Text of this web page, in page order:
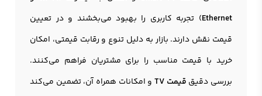
Ethernet) تجربه کاربری را بهبود می‌بخشند و در تعیین
قیمت نقش دارند. بازار به دلیل تنوع و رقابت قیمتی، امکان
خرید با قیمت مناسب را برای مشتریان فراهم می‌کنند.
بررسی دقیق قیمت TV
و امکانات همراه آن، تضمین می‌کند